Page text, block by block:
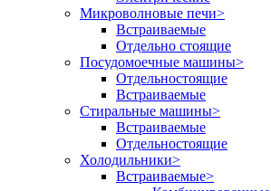
Микроволновые печи>
Встраиваемые
Отдельно стоящие
Посудомоечные машины>
Отдельностоящие
Встраиваемые
Стиральные машины>
Встраиваемые
Отдельностоящие
Холодильники>
Встраиваемые>